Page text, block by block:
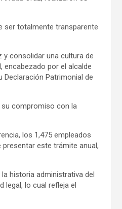
totalmente transparente
y consolidar una cultura de
encabezado por el alcalde
Declaración Patrimonial de
su compromiso con la
los 1,475 empleados
este trámite anual,
historia administrativa del
legal, lo cual refleja el